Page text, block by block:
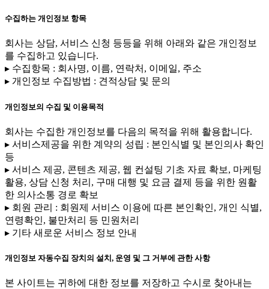
수집하는 개인정보 항목
회사는 상담, 서비스 신청 등등을 위해 아래와 같은 개인정보
를 수집하고 있습니다.
▸ 수집항목 : 회사명, 이름, 연락처, 이메일, 주소
▸ 개인정보 수집방법 : 견적상담 및 문의
개인정보의 수집 및 이용목적
회사는 수집한 개인정보를 다음의 목적을 위해 활용합니다.
▸ 서비스제공을 위한 계약의 성립 : 본인식별 및 본인의사 확인
등
▸ 서비스 제공, 콘텐츠 제공, 웹 컨설팅 기초 자료 확보, 마케팅
활용, 상담 신청 처리, 구매 대행 및 요금 결제 등을 위한 원활
한 의사소통 경로 확보
▸ 회원 관리 : 회원제 서비스 이용에 따른 본인확인, 개인 식별,
연령확인, 불만처리 등 민원처리
▸ 기타 새로운 서비스 정보 안내
개인정보 자동수집 장치의 설치, 운영 및 그 거부에 관한 사항
본 사이트는 귀하에 대한 정보를 저장하고 수시로 찾아내는